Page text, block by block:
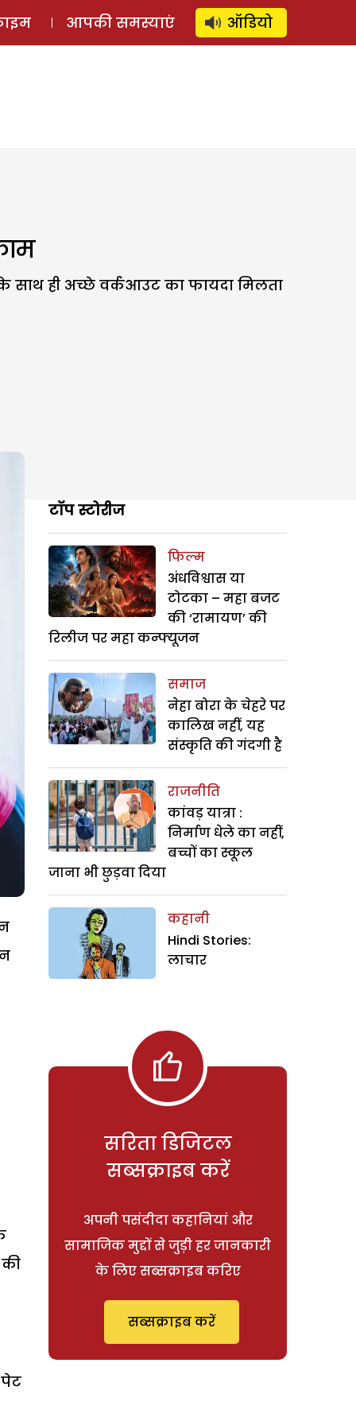
लॉग इन ⚲ SUBSCRIBE
आपकी समस्याएं ऑडियो
साथ ही अच्छे वर्कआउट का फायदा मिलता
टॉप स्टोरीज
फिल्म
अंधविश्वास या
टोटका – महा बजट
की ‘रामायण’ की
रिलीज पर महा कन्फ्यूजन
समाज
नेहा बोरा के चेहरे पर
कालिख नहीं, यह
संस्कृति की गंदगी है
राजनीति
कांवड़ यात्रा :
निर्माण धेले का नहीं,
बच्चों का स्कूल
जाना भी छुड़वा दिया
कहानी
Hindi Stories:
लाचार
सरिता डिजिटल
सब्सक्राइब करें
अपनी पसंदीदा कहानियां और
सामाजिक मुद्दों से जुड़ी हर जानकारी
के लिए सब्सक्राइब करिए
सब्सक्राइब करें